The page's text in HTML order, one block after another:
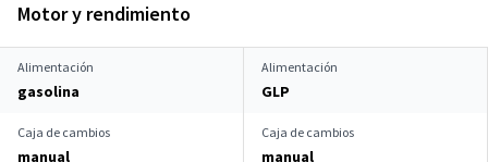
Motor y rendimiento
Alimentación
gasolina
Alimentación
GLP
Caja de cambios
manual
Caja de cambios
manual